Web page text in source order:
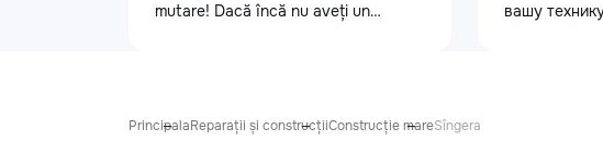
mutare! Dacă încă nu aveți un
bugetului dumneavoastră. Contract +
вашу
PrincipalaReparații și construcțiiConstrucție mareSîngera